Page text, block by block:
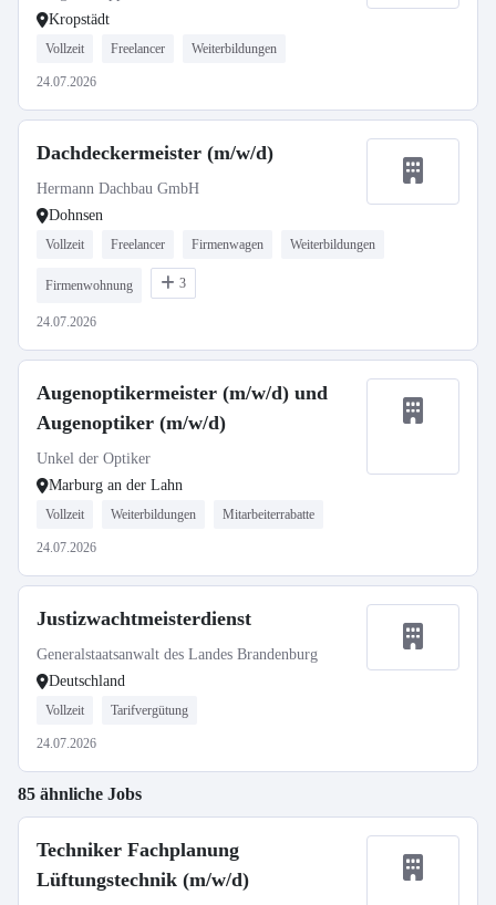
Kropstädt
Vollzeit Freelancer Weiterbildungen
24.07.2026
Dachdeckermeister (m/w/d)
Hermann Dachbau GmbH
Dohnsen
Vollzeit Freelancer Firmenwagen Weiterbildungen
Firmenwohnung 3
24.07.2026
Augenoptikermeister (m/w/d) und
Augenoptiker (m/w/d)
Unkel der Optiker
Marburg an der Lahn
Vollzeit Weiterbildungen Mitarbeiterrabatte
24.07.2026
Justizwachtmeisterdienst
Generalstaatsanwalt des Landes Brandenburg
Deutschland
Vollzeit Tarifvergütung
24.07.2026
85 ähnliche Jobs
Techniker Fachplanung
Lüftungstechnik (m/w/d)